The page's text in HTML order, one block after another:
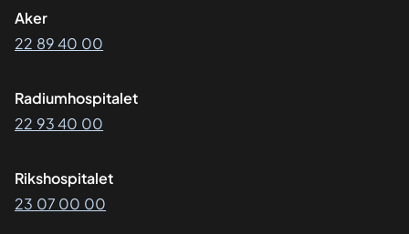
Aker
22 89 40 00
Radiumhospitalet
22 93 40 00
Rikshospitalet
23 07 00 00